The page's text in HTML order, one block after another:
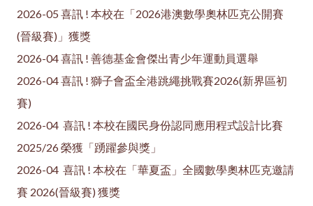
2026-05 喜訊 ! 本校在「2026港澳數學奧林匹克公開賽
(晉級賽)」獲獎
2026-04 喜訊 ! 善德基金會傑出青少年運動員選舉
2026-04 喜訊 ! 獅子會盃全港跳繩挑戰賽2026(新界區初
賽)
2026-04 喜訊 ! 本校在國民身份認同應用程式設計比賽
2025/26 榮獲「踴躍參與獎」
2026-04 喜訊 ! 本校在「華夏盃」全國數學奧林匹克邀請
賽 2026(晉級賽) 獲獎